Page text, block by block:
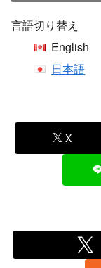
言語切り替え
English
日本語
X